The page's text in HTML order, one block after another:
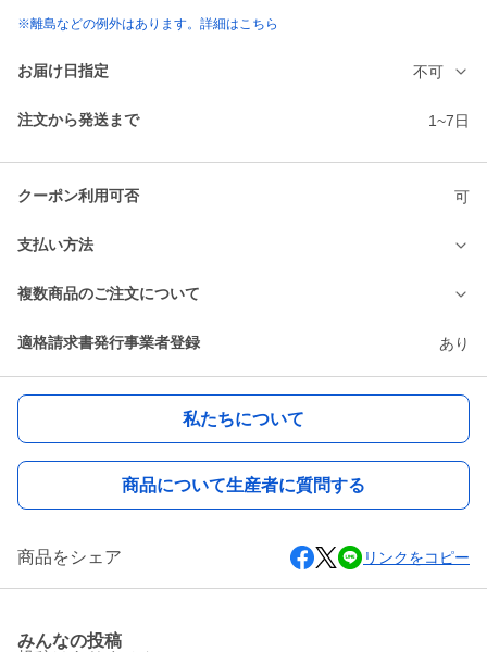
※離島などの例外はあります。詳細はこちら
お届け日指定 不可
注文から発送まで 1~7日
クーポン利用可否 可
支払い方法
複数商品のご注文について
適格請求書発行事業者登録 あり
私たちについて
商品について生産者に質問する
商品をシェア リンクをコピー
みんなの投稿